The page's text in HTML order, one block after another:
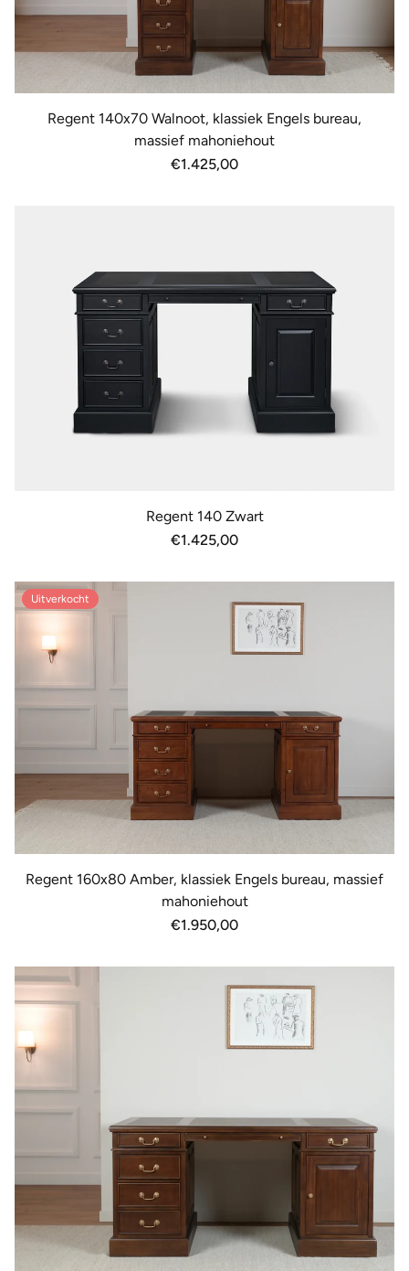
Regent 140x70 Walnoot, klassiek Engels bureau,
massief mahoniehout
Normale
€1.425,00
Regent 140 Zwart
Normale
€1.425,00
Uitverkocht
Regent 160x80 Amber, klassiek Engels bureau, massief
mahoniehout
Normale
€1.950,00